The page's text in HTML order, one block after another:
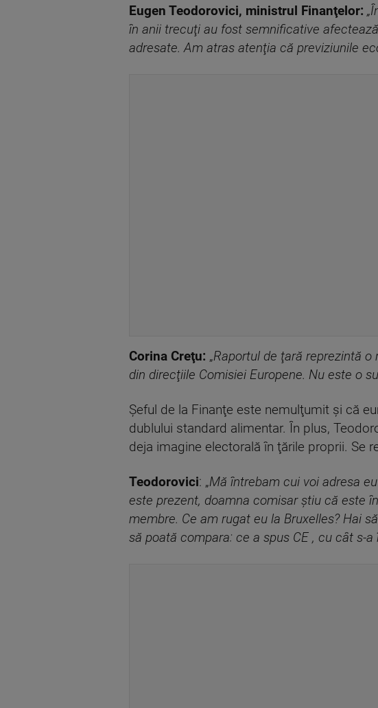
Eugen Teodorovici, ministrul Finanţelor:
în anii trecuţi au fost semnificative
adresate. Am atras atenţia că previziunile
Corina Creţu: „Raportul de ţară reprezintă
din direcţiile Comisiei Europene. Nu este o
Şeful de la Finanţe este nemulţumit şi că
dublului standard alimentar. În plus,
deja imagine electorală în ţările proprii. Se
Teodorovici: „Mă întrebam cui voi adresa
este prezent, doamna comisar ştiu că este
membre. Ce am rugat eu la Bruxelles? Hai
să poată compara: ce a spus CE , cu cât s-